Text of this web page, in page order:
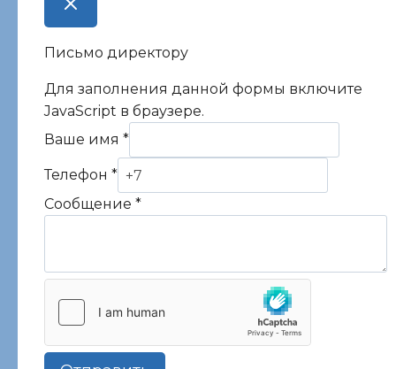
Письмо директору
Для заполнения данной формы включите
JavaScript в браузере.
Ваше имя *
Телефон *
Сообщение *